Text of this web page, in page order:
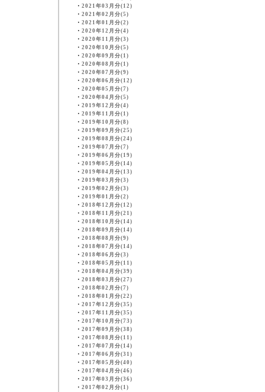
・ 2021年03月分(12)
・ 2021年02月分(5)
・ 2021年01月分(2)
・ 2020年12月分(4)
・ 2020年11月分(3)
・ 2020年10月分(5)
・ 2020年09月分(1)
・ 2020年08月分(1)
・ 2020年07月分(9)
・ 2020年06月分(12)
・ 2020年05月分(7)
・ 2020年04月分(5)
・ 2019年12月分(4)
・ 2019年11月分(1)
・ 2019年10月分(8)
・ 2019年09月分(25)
・ 2019年08月分(24)
・ 2019年07月分(7)
・ 2019年06月分(19)
・ 2019年05月分(14)
・ 2019年04月分(13)
・ 2019年03月分(3)
・ 2019年02月分(3)
・ 2019年01月分(2)
・ 2018年12月分(12)
・ 2018年11月分(21)
・ 2018年10月分(14)
・ 2018年09月分(14)
・ 2018年08月分(9)
・ 2018年07月分(14)
・ 2018年06月分(3)
・ 2018年05月分(11)
・ 2018年04月分(39)
・ 2018年03月分(27)
・ 2018年02月分(7)
・ 2018年01月分(22)
・ 2017年12月分(35)
・ 2017年11月分(35)
・ 2017年10月分(73)
・ 2017年09月分(38)
・ 2017年08月分(11)
・ 2017年07月分(14)
・ 2017年06月分(31)
・ 2017年05月分(40)
・ 2017年04月分(46)
・ 2017年03月分(36)
・ 2017年02月分(1)